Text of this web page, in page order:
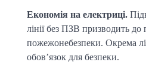
Економія на електриці.
лінії без ПЗВ призводить до
пожежонебезпеки. Окрема
обов’язок для безпеки.